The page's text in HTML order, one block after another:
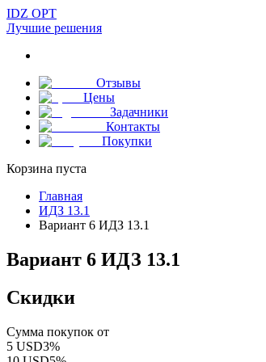
IDZ OPT
Лучшие решения
Отзывы
Цены
Задачники
Контакты
Покупки
Корзина пуста
Главная
ИДЗ 13.1
Вариант 6 ИДЗ 13.1
Вариант 6 ИДЗ 13.1
Скидки
Сумма покупок от
5 USD3%